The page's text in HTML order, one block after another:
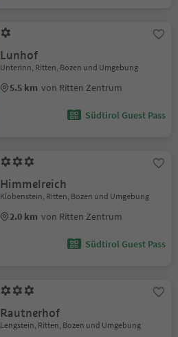
Lunhof
Unterinn, Ritten, Bozen und Umgebung
5.5 km von Ritten Zentrum
Südtirol Guest Pass
Himmelreich
Klobenstein, Ritten, Bozen und Umgebung
2.0 km von Ritten Zentrum
Südtirol Guest Pass
Rautnerhof
Lengstein, Ritten, Bozen und Umgebung